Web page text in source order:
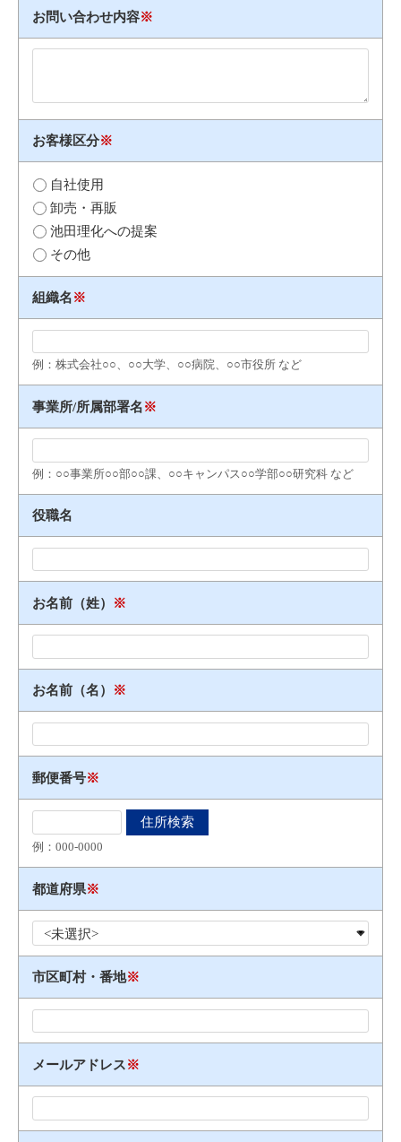
お問い合わせ内容※
お客様区分※
自社使用
卸売・再販
池田理化への提案
その他
組織名※
例：株式会社○○、○○大学、○○病院、○○市役所 など
事業所/所属部署名※
例：○○事業所○○部○○課、○○キャンパス○○学部○○研究科 など
役職名
お名前（姓） ※
お名前（名） ※
郵便番号※
例：000​-​0000
都道府県※
市区町村・番地※
メールアドレス※